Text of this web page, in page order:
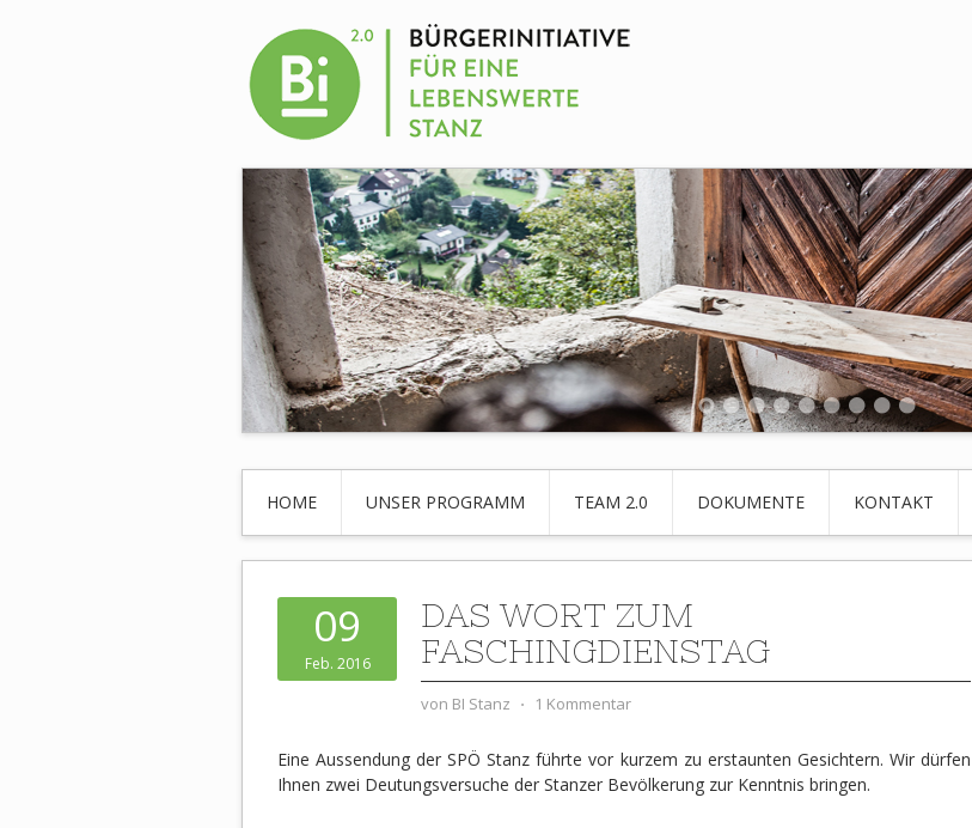
HOME UNSER PROGRAMM TEAM 2.0 DOKUMENTE KONTAKT
09
Feb. 2016
DAS WORT ZUM
FASCHINGDIENSTAG
von BI Stanz ⋅ 1 Kommentar
Eine Aussendung der SPÖ Stanz führte vor kurzem zu erstaunten Gesichtern. Wir dürfen
Ihnen zwei Deutungsversuche der Stanzer Bevölkerung zur Kenntnis bringen.